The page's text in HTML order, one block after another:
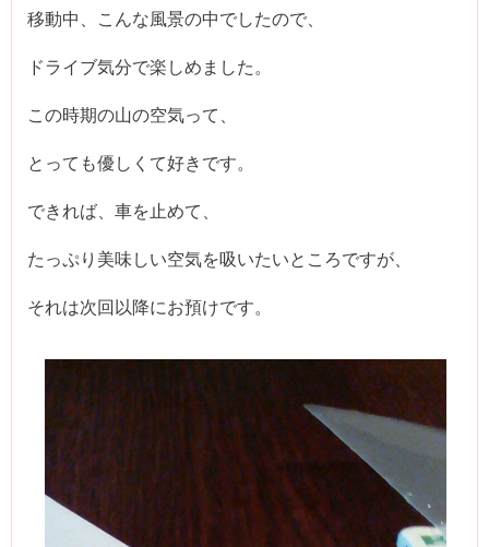
移動中、こんな風景の中でしたので、
ドライブ気分で楽しめました。
この時期の山の空気って、
とっても優しくて好きです。
できれば、車を止めて、
たっぷり美味しい空気を吸いたいところですが、
それは次回以降にお預けです。